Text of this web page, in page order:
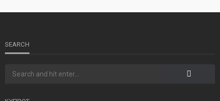
2o Παγκύπριο αντάμωμα μνήμης στην Κοφίνου
SEARCH